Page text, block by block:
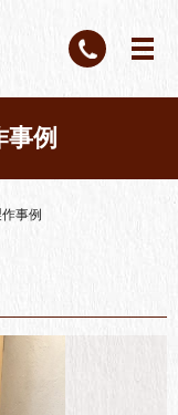
例
事例